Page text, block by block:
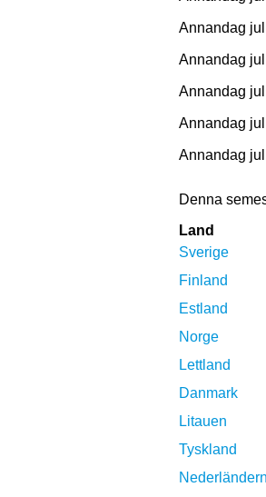
Annandag
Annandag
Annandag
Annandag
Annandag
Denna
Land
Sverige
Finland
Estland
Norge
Lettland
Danmark
Litauen
Tyskland